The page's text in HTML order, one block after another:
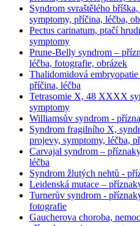
Syndrom svraštělého
symptomy, příčina, léčba,
Pectus carinatum, ptačí
symptomy
Prune-Belly syndrom –
léčba, fotografie, obrázek
Thalidomidová
příčina, léčba
Tetrasomie X, 48 XXXX
symptomy
Williamsův syndrom -
Syndrom fragilního X,
projevy, symptomy, léčba,
Carvajal syndrom –
léčba
Syndrom žlutých nehtů -
Leidenská mutace –
Turnerův syndrom -
fotografie
Gaucherova choroba,